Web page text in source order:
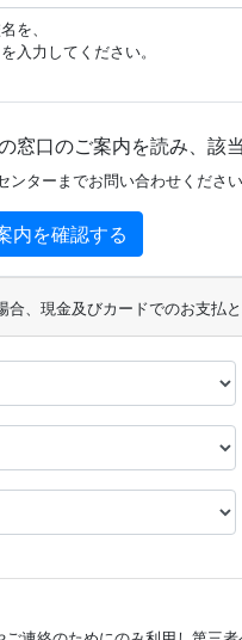
を、
入力してください。
窓口のご案内を読み、該
ターまでお問い合わせくださ
内を確認する
、現金及びカードでのお支払と